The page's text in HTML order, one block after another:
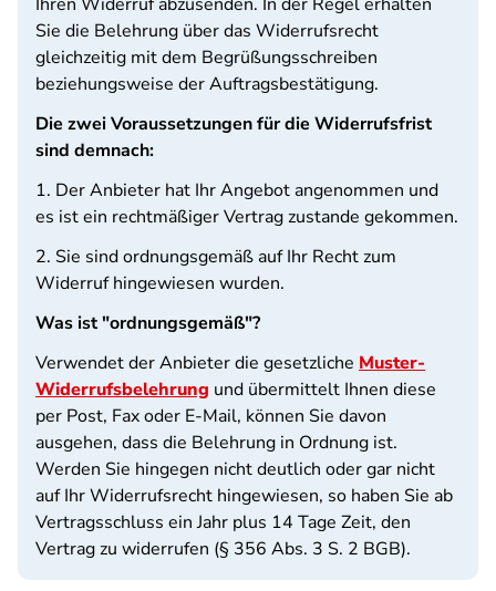
Sie die Belehrung über das Widerrufsrecht
gleichzeitig mit dem Begrüßungsschreiben
beziehungsweise der Auftragsbestätigung.
Die zwei Voraussetzungen für die Widerrufsfrist
sind demnach:
1. Der Anbieter hat Ihr Angebot angenommen und
es ist ein rechtmäßiger Vertrag zustande gekommen.
2. Sie sind ordnungsgemäß auf Ihr Recht zum
Widerruf hingewiesen wurden.
Was ist "ordnungsgemäß"?
Verwendet der Anbieter die gesetzliche Muster-
Widerrufsbelehrung und übermittelt Ihnen diese
per Post, Fax oder E-Mail, können Sie davon
ausgehen, dass die Belehrung in Ordnung ist.
Werden Sie hingegen nicht deutlich oder gar nicht
auf Ihr Widerrufsrecht hingewiesen, so haben Sie ab
Vertragsschluss ein Jahr plus 14 Tage Zeit, den
Vertrag zu widerrufen (§ 356 Abs. 3 S. 2 BGB).